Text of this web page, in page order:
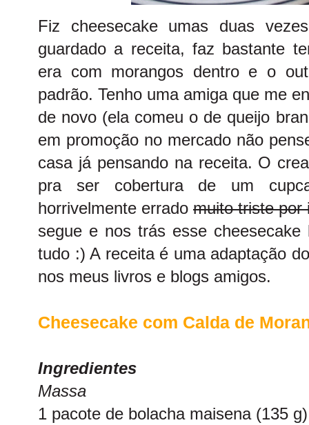
Fiz cheesecake umas duas
guardado a receita, faz bastante
era com morangos dentro e o
padrão. Tenho uma amiga que me
de novo (ela comeu o de queijo
em promoção no mercado não
casa já pensando na receita. O
pra ser cobertura de um
horrivelmente errado muito triste por
segue e nos trás esse cheesecake
tudo :) A receita é uma adaptação
nos meus livros e blogs amigos.
Cheesecake com Calda de
Ingredientes
Massa
1 pacote de bolacha maisena (135 g)